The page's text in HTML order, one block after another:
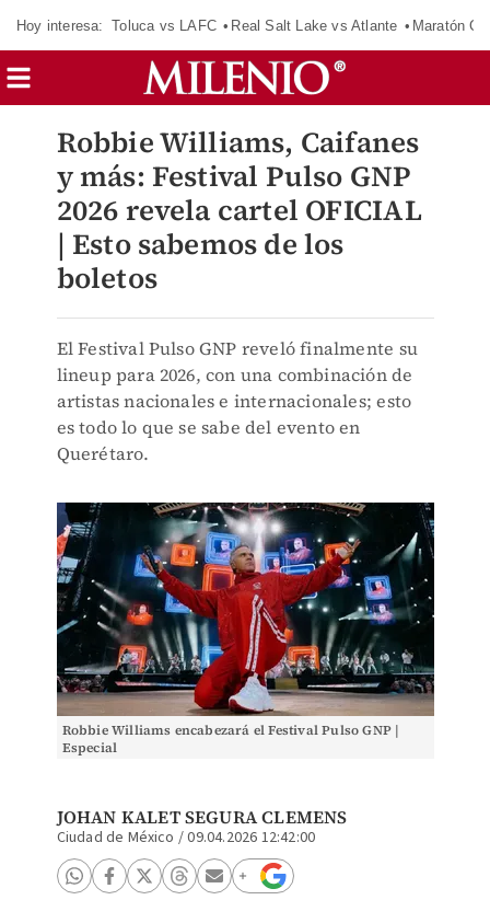
Hoy interesa: Toluca vs LAFC Real Salt Lake vs Atlante Maratón
Robbie Williams, Caifanes
y más: Festival Pulso GNP
2026 revela cartel OFICIAL
| Esto sabemos de los
boletos
El Festival Pulso GNP reveló finalmente su
lineup para 2026, con una combinación de
artistas nacionales e internacionales; esto
es todo lo que se sabe del evento en
Querétaro.
Robbie Williams encabezará el Festival Pulso GNP |
Especial
JOHAN KALET SEGURA CLEMENS
Ciudad de México /09.04.2026 12:42:00